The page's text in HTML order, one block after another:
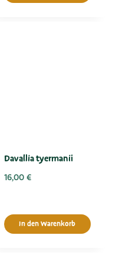
Davallia tyermanii
16,00 €
In den Warenkorb